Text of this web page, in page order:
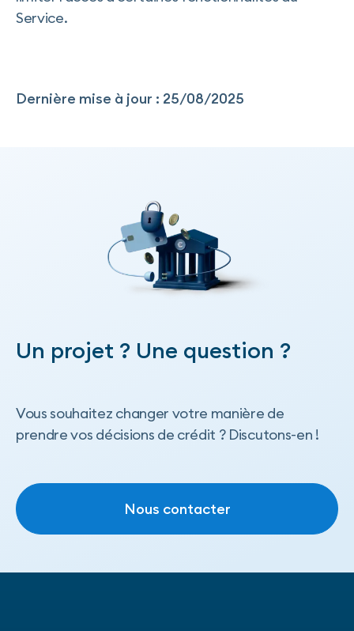
Service.
Dernière mise à jour : 25/08/2025
Un projet ? Une question ?
Vous souhaitez changer votre manière de
prendre vos décisions de crédit ? Discutons-en !
Nous contacter